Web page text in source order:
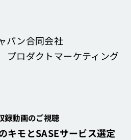
パン合同会社
ロダクトマーケティング
録動画のご視聴
キモとSASEサービス選定